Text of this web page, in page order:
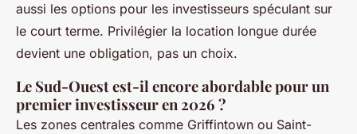
aussi les options pour les investisseurs spéculant sur
le court terme. Privilégier la location longue durée
devient une obligation, pas un choix.
Le Sud-Ouest est-il encore abordable pour un
premier investisseur en 2026 ?
Les zones centrales comme Griffintown ou Saint-